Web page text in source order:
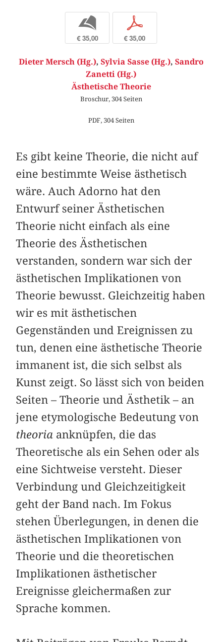
b
€ 35,00
p
€ 35,00
Dieter Mersch (Hg.), Sylvia Sasse (Hg.), Sandro
Zanetti (Hg.)
Ästhetische Theorie
Broschur, 304 Seiten
PDF, 304 Seiten
Es gibt keine Theorie, die nicht auf
eine bestimmte Weise ästhetisch
wäre. Auch Adorno hat den
Entwurf seiner Ästhetischen
Theorie nicht einfach als eine
Theorie des Ästhetischen
verstanden, sondern war sich der
ästhetischen Implikationen von
Theorie bewusst. Gleichzeitig haben
wir es mit ästhetischen
Gegenständen und Ereignissen zu
tun, denen eine ästhetische Theorie
immanent ist, die sich selbst als
Kunst zeigt. So lässt sich von beiden
Seiten – Theorie und Ästhetik – an
jene etymologische Bedeutung von
theoria anknüpfen, die das
Theoretische als ein Sehen oder als
eine Sichtweise versteht. Dieser
Verbindung und Gleichzeitigkeit
geht der Band nach. Im Fokus
stehen Überlegungen, in denen die
ästhetischen Implikationen von
Theorie und die theoretischen
Implikationen ästhetischer
Ereignisse gleichermaßen zur
Sprache kommen.